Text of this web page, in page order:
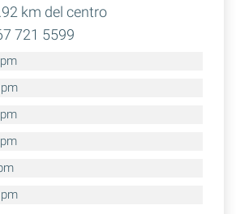
km del centro
721 5599